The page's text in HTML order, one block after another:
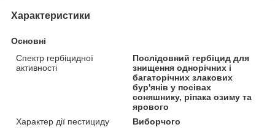
Характеристики
Основні
Спектр гербіцидної
активності
Послідовний гербіцид для
знищення однорічних і
багаторічних злакових
бур'янів у посівах
соняшнику, ріпака озиму та
ярового
Характер дії пестициду
Виборчого